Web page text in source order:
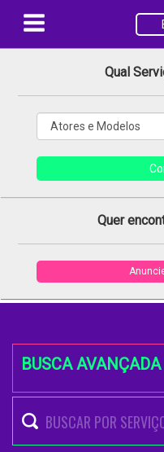
Qual
Quer
BUSCA AVANÇADA